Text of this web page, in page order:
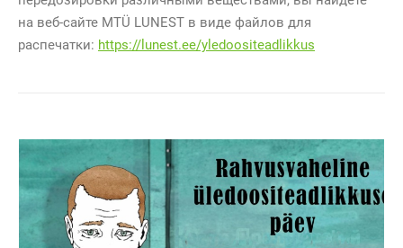
на веб-сайте MTÜ LUNEST в виде файлов для
распечатки: https://lunest.ee/yledoositeadlikkus